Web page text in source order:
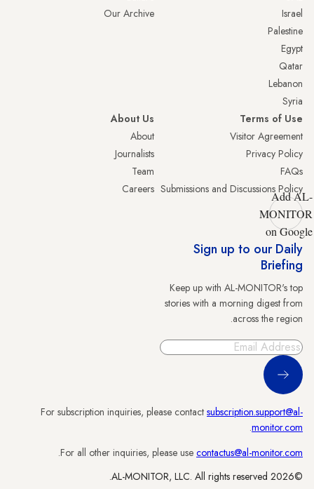
Israel
Palestine
Egypt
Qatar
Lebanon
Syria
Our Archive
Terms of Use
Visitor Agreement
Privacy Policy
FAQs
Submissions and Discussions Policy
About Us
About
Journalists
Team
Careers
Add AL-
MONITOR
on Google
Sign up to our Daily
Briefing
Keep up with AL-MONITOR's top
stories with a morning digest from
across the region.
Sign Up
For subscription inquiries, please contact subscription.support@al-
monitor.com
.
For all other inquiries, please use contactus@al-monitor.com
.
©2026 AL-MONITOR, LLC. All rights reserved.